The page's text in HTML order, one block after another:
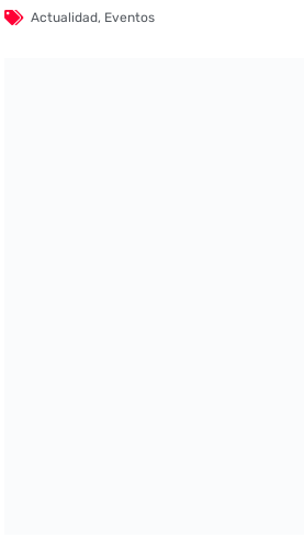
Actualidad, Eventos